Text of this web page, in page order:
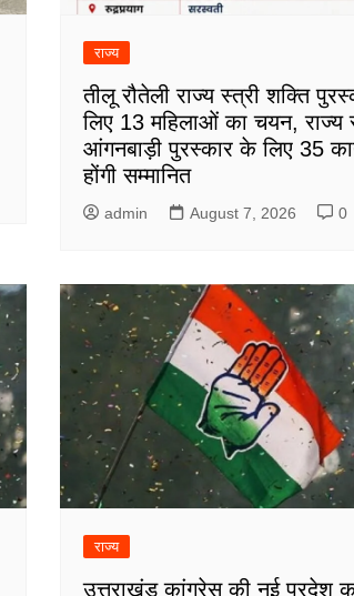
राज्य
तीलू रौतेली राज्य स्त्री शक्ति
लिए 13 महिलाओं का चयन, राज्य
आंगनबाड़ी पुरस्कार के लिए 35
होंगी सम्मानित
admin August 7, 2026 0
राज्य
उत्तराखंड कांग्रेस की नई प्रदेश